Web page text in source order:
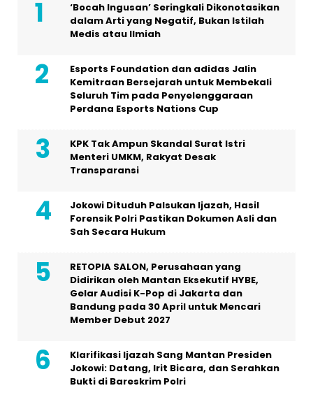
‘Bocah Ingusan’ Seringkali Dikonotasikan
dalam Arti yang Negatif, Bukan Istilah
Medis atau Ilmiah
Esports Foundation dan adidas Jalin
Kemitraan Bersejarah untuk Membekali
Seluruh Tim pada Penyelenggaraan
Perdana Esports Nations Cup
KPK Tak Ampun Skandal Surat Istri
Menteri UMKM, Rakyat Desak
Transparansi
Jokowi Dituduh Palsukan Ijazah, Hasil
Forensik Polri Pastikan Dokumen Asli dan
Sah Secara Hukum
RETOPIA SALON, Perusahaan yang
Didirikan oleh Mantan Eksekutif HYBE,
Gelar Audisi K-Pop di Jakarta dan
Bandung pada 30 April untuk Mencari
Member Debut 2027
Klarifikasi Ijazah Sang Mantan Presiden
Jokowi: Datang, Irit Bicara, dan Serahkan
Bukti di Bareskrim Polri